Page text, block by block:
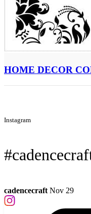
HOME DECOR
Instagram
cadencecraft Nov 29